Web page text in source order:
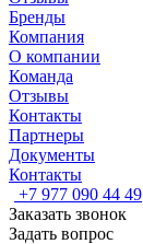
Бренды
Компания
О компании
Команда
Отзывы
Контакты
Партнеры
Документы
Контакты
+7 977 090 44 49
Заказать звонок
Задать вопрос